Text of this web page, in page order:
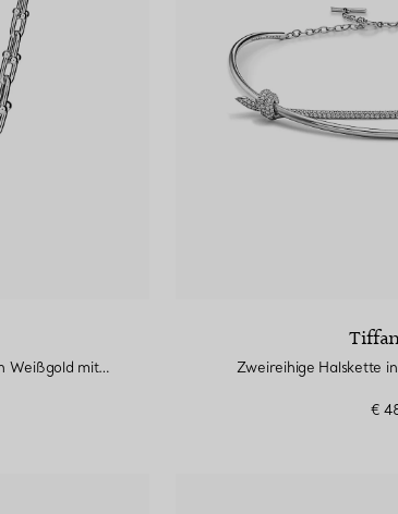
Halskette mit verlaufenden Elementen in Weißgold mit Diamanten Zweireihige Halskette
€